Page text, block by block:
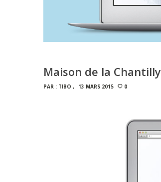
Maison de la Chantilly
PAR : TIBO 13 MARS 2015 0